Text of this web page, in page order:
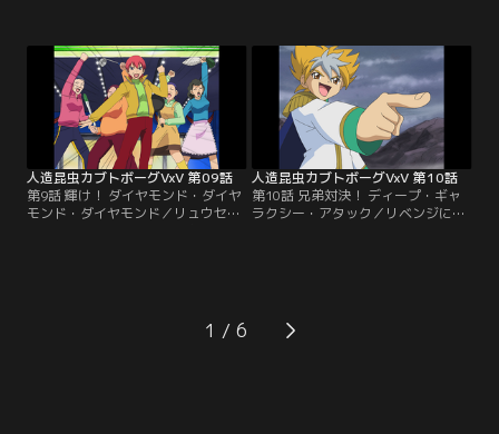
「お寿司食べ放題」に俄然やる気
満々。さらに挑発に現れた謎の天才
美少女ボーガー「ベネチアン」に闘
志を燃やす。しかし対戦相手のベネ
チアンの正体を知ってしまったリュ
ウセイは試合での精彩を欠く。【提
供：バンダイチャンネル】
治につれられロイドの店にやってく
る。たまたま手にしたカブトボーグ
でリュウセイにあっさりと負けてし
まうがどうにも収まらない。翌日改
めて勝治を参謀にリュウセイに勝負
を挑む事になった。【提供：バンダ
イチャンネル】
人造昆虫カブトボーグVxV 第09話
第9話 輝け！ ダイヤモンド・ダイヤ
モンド・ダイヤモンド／リュウセイ
主婦の溜り場「ボーセン」に乗り込
みそこのボスとして君臨する石田の
人造昆虫カブトボーグVxV 第10話
第10話 兄弟対決！ ディープ・ギャ
ラクシー・アタック／リベンジに燃
ム・ジェニファーの店」へと出掛け
てゆく。そしてそこに現れたビッグ
1